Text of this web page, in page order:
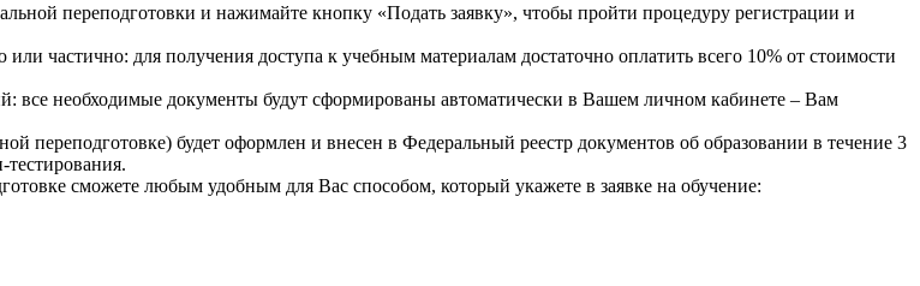
переподготовки и нажимайте кнопку «Подать заявку», чтобы пройти процедуру регистрации и
частично: для получения доступа к учебным материалам достаточно оплатить всего 10% от стоимости
все необходимые документы будут сформированы автоматически в Вашем личном кабинете – Вам
переподготовке) будет оформлен и внесен в Федеральный реестр документов об образовании в течение 3
сможете любым удобным для Вас способом, который укажете в заявке на обучение: